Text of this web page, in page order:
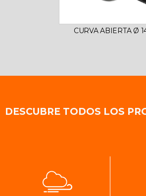
CURVA ABIERTA Ø
DESCUBRE TODOS LOS